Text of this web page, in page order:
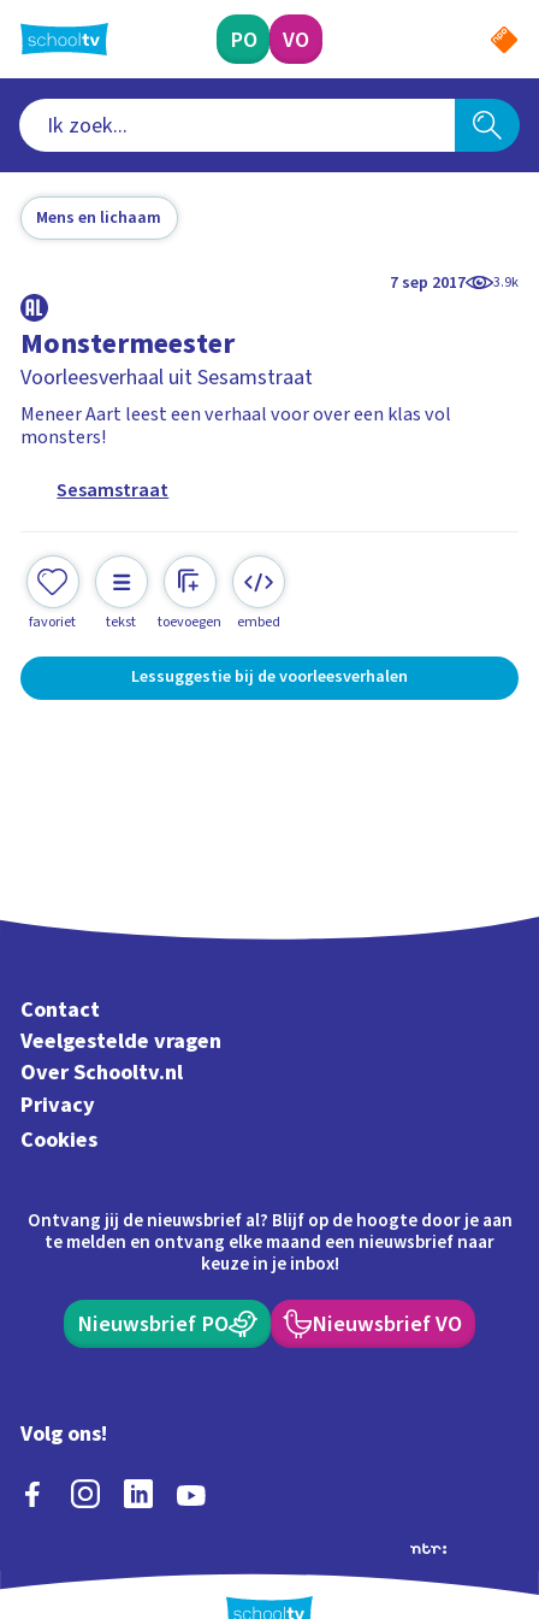
naar
hoofdinhoud
PO VO
Mens en lichaam
7 sep 2017 3.9k
Monstermeester
Voorleesverhaal uit Sesamstraat
Meneer Aart leest een verhaal voor over een klas vol
monsters!
Sesamstraat
favoriet tekst toevoegen embed
Lessuggestie bij de voorleesverhalen
Contact
Veelgestelde vragen
Over Schooltv.nl
Privacy
Cookies
Ontvang jij de nieuwsbrief al? Blijf op de hoogte door je aan
te melden en ontvang elke maand een nieuwsbrief naar
keuze in je inbox!
Nieuwsbrief PO Nieuwsbrief VO
Volg ons!